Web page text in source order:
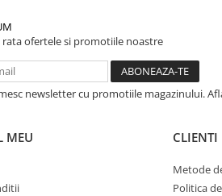
rata ofertele si promotiile noastre
newsletter cu promotiile magazinului.
MEU CLIENTI
Metode
Politica